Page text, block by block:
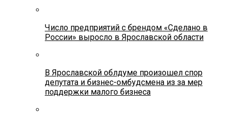
Число предприятий с брендом «Сделано в
России» выросло в Ярославской области
В Ярославской облдуме произошел спор
депутата и бизнес-омбудсмена из за мер
поддержки малого бизнеса